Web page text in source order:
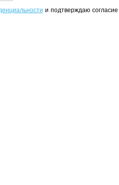
и подтверждаю